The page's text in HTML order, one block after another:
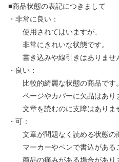
■商品状態の表記につきまして
・非常に良い：
使用されてはいますが、
非常にきれいな状態です。
書き込みや線引きはありませ
・良い：
比較的綺麗な状態の商品です。
ページやカバーに欠品はあり
文章を読むのに支障はありま
・可：
文章が問題なく読める状態の
マーカーやペンで書込がある
商品の痛みがある場合があり